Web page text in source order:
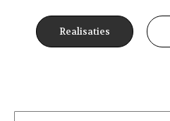
Realisaties